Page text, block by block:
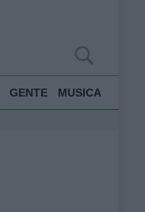
GENTE MUSICA